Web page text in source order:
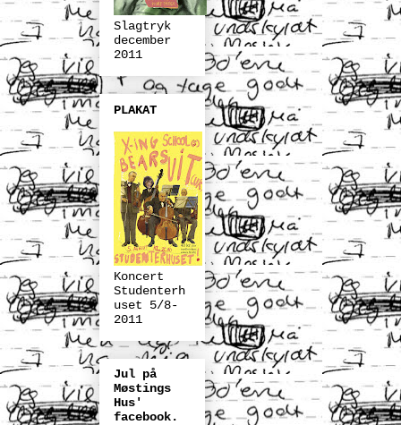
Slagtryk
december
2011
PLAKAT
Koncert
Studenterh
uset 5/8-
2011
Jul på
Møstings
Hus'
facebook.